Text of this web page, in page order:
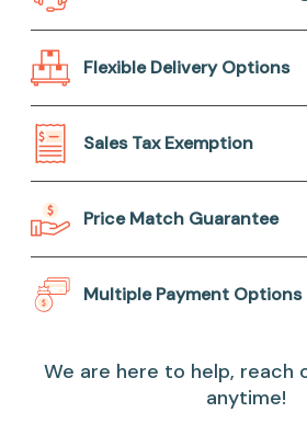
Flexible Delivery Options
Sales Tax Exemption
Price Match Guarantee
Multiple Payment Options
We are here to help, reach
anytime!